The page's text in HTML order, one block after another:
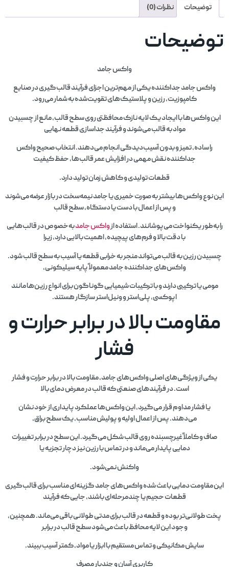
توضیحات نظرات (0)
توضیحات
واکس جامد
واکس جامد جداکننده یکی از مهم‌ترین اجزای فرآیند قالب‌گیری در صنایع
کامپوزیت، رزین و پلاستیک‌های تقویت‌شده به شمار می‌رود.
این واکس‌ها با ایجاد یک لایه نازک محافظتی روی سطح قالب، مانع از چسبیدن
مواد به قالب می‌شوند و فرآیند جداسازی قطعه نهایی
را ساده، تمیز و بدون آسیب‌دیدگی انجام می‌دهند. انتخاب صحیح واکس
جداکننده نقش مهمی در افزایش عمر قالب‌ها، حفظ کیفیت
قطعات تولیدی و کاهش زمان تولید دارد.
این نوع واکس‌ها بیشتر به صورت خمیری یا جامد نیمه‌سخت در بازار عرضه می‌شوند
و پس از اعمال با دست یا دستگاه، سطح قالب
را به‌طور یکنواخت می‌پوشانند. استفاده ازواکس جامدبه‌خصوص در قالب‌هایی
با دقت بالا و فرم‌های پیچیده، اهمیت بالایی دارد، زیرا
چسبیدن رزین به قالب می‌تواند منجر به خرابی قطعه یا آسیب به سطح قالب شود.
واکس‌های جداکننده جامد معمولاً پایه سیلیکونی،
مومی یا ترکیبی دارند و با ترکیبات شیمیایی گوناگون برای انواع رزین‌ها مانند
اپوکسی، پلی‌استر و ونیل‌استر سازگار هستند.
مقاومت بالا در برابر حرارت و
فشار
یکی از ویژگی‌های اصلی واکس‌های جامد، مقاومت بالا در برابر حرارت و فشار
است. در فرآیندهای صنعتی که قالب در معرض دمای بالا
یا فشار مداوم قرار می‌گیرد، این واکس‌ها عملکرد پایداری از خود نشان
می‌دهند. پس از اعمال اولیه و پولیش مناسب، یک سطح براق،
صاف و کاملاً غیرچسبنده روی قالب شکل می‌گیرد. این سطح در برابر تغییرات
دمایی پایدار می‌ماند و در تماس با رزین نیز دچار تجزیه یا
واکنش نمی‌شود.
این مقاومت دمایی باعث شده واکس‌های جامد گزینه‌ای مناسب برای قالب‌گیری
قطعات حجیم یا چندمرحله‌ای باشند، جایی که فرآیند
پخت طولانی‌تر بوده و قطعه در قالب برای مدتی طولانی باقی می‌ماند. همچنین،
وجود این لایه محافظ باعث می‌شود سطح قالب در برابر
سایش مکانیکی و تماس مستقیم با ابزار یا مواد، کمتر آسیب ببیند.
کاربری آسان و چندبار مصرف